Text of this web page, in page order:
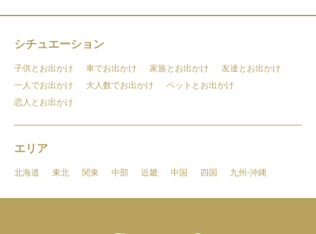
シチュエーション
子供とお出かけ 車でお出かけ 家族とお出かけ
友達とお出かけ
一人でお出かけ
大人数でお出かけ
ペットとお出かけ
恋人とお出かけ
エリア
北海道 東北 関東 中部 近畿 中国 四国 九州-沖縄